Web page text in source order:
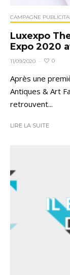
CAMPAGNE
Luxexpo
Expo 2020
11/09/2020 · 0
Après une
Antiques & Art
retrouvent...
LIRE LA SUITE